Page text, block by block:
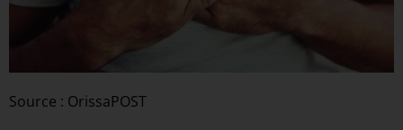
Source : OrissaPOST